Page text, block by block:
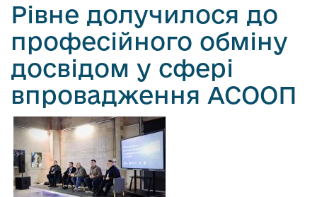
Рівне долучилося до
професійного обміну
досвідом у сфері
впровадження АСООП